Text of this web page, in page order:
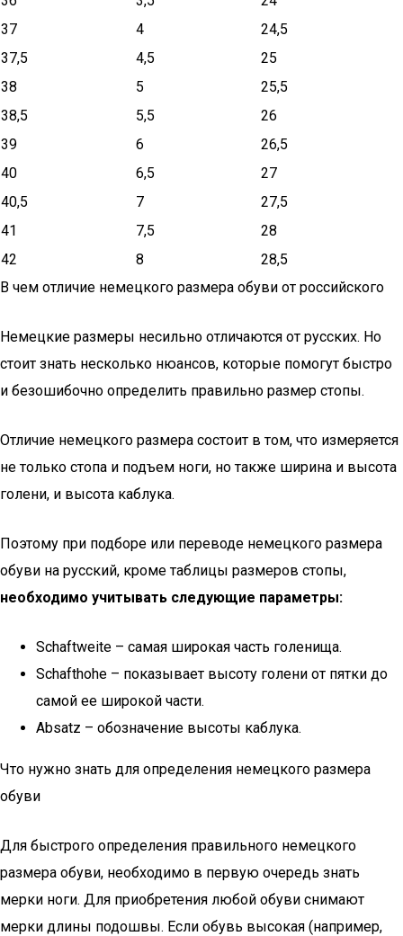
37
4
24,5
37,5
4,5
25
38
5
25,5
38,5
5,5
26
39
6
26,5
40
6,5
27
40,5
7
27,5
41
7,5
28
42
8
28,5
В чем отличие немецкого размера обуви от российского
Немецкие размеры несильно отличаются от русских. Но
стоит знать несколько нюансов, которые помогут быстро
и безошибочно определить правильно размер стопы.
Отличие немецкого размера состоит в том, что измеряется
не только стопа и подъем ноги, но также ширина и высота
голени, и высота каблука.
Поэтому при подборе или переводе немецкого размера
обуви на русский, кроме таблицы размеров стопы,
необходимо учитывать следующие параметры:
Schaftweite – самая широкая часть голенища.
Schafthohe – показывает высоту голени от пятки до
самой ее широкой части.
Absatz – обозначение высоты каблука.
Что нужно знать для определения немецкого размера
обуви
Для быстрого определения правильного немецкого
размера обуви, необходимо в первую очередь знать
мерки ноги. Для приобретения любой обуви снимают
мерки длины подошвы. Если обувь высокая (например,